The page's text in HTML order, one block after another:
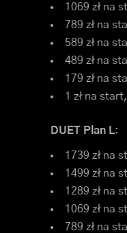
1069 zł na
789 zł na
589 zł na
489 zł na
179 zł na
1 zł na
DUET Plan L:
1739 zł na
1499 zł na
1289 zł na
1069 zł na
789 zł na